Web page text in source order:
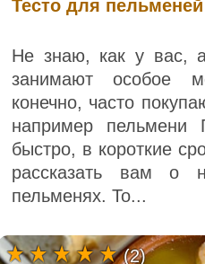
Тесто для
Не знаю, как у вас,
занимают особое
конечно, часто
например пельмени
быстро, в короткие
рассказать вам о
пельменях. То...
(2)